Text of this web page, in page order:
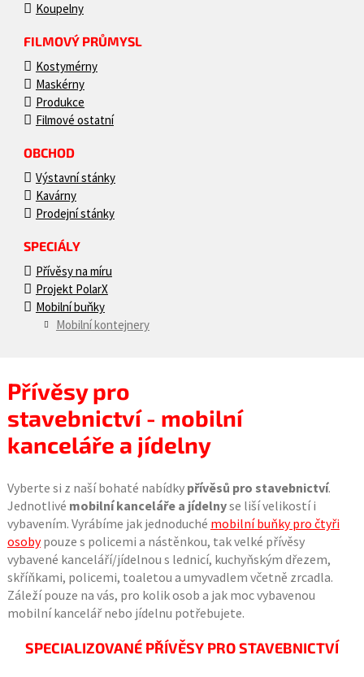
Koupelny
FILMOVÝ PRŮMYSL
Kostymérny
Maskérny
Produkce
Filmové ostatní
OBCHOD
Výstavní stánky
Kavárny
Prodejní stánky
SPECIÁLY
Přívěsy na míru
Projekt PolarX
Mobilní buňky
Mobilní kontejnery
Přívěsy pro
stavebnictví - mobilní
kanceláře a jídelny
Vyberte si z naší bohaté nabídky přívěsů pro stavebnictví.
Jednotlivé mobilní kanceláře a jídelnyse liší velikostí i
vybavením. Vyrábíme jak jednoduché mobilní buňky pro čtyři
osobypouze s policemi a nástěnkou, tak velké přívěsy
vybavené kanceláří/jídelnou s lednicí, kuchyňským dřezem,
skříňkami, policemi, toaletou a umyvadlem včetně zrcadla.
Záleží pouze na vás, pro kolik osob a jak moc vybavenou
mobilní kancelář nebo jídelnu potřebujete.
SPECIALIZOVANÉ PŘÍVĚSY PRO STAVEBNICTVÍ